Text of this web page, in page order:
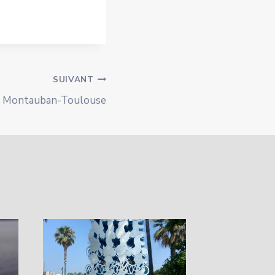
SUIVANT
Montauban-Toulouse